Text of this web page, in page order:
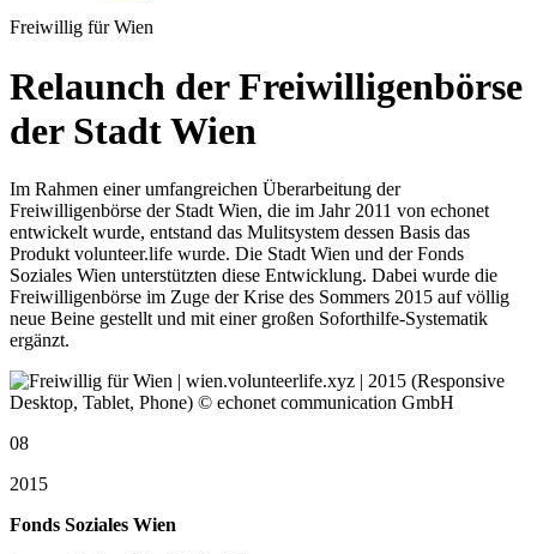
Freiwillig für Wien
Relaunch der Freiwilligenbörse
der Stadt Wien
Im Rahmen einer umfangreichen Überarbeitung der
Freiwilligenbörse der Stadt Wien, die im Jahr 2011 von echonet
entwickelt wurde, entstand das Mulitsystem dessen Basis das
Produkt volunteer.life wurde. Die Stadt Wien und der Fonds
Soziales Wien unterstützten diese Entwicklung. Dabei wurde die
Freiwilligenbörse im Zuge der Krise des Sommers 2015 auf völlig
neue Beine gestellt und mit einer großen Soforthilfe-Systematik
ergänzt.
08
2015
Fonds Soziales Wien